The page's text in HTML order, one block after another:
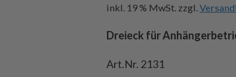
inkl. 19 % MwSt. zzgl.
Dreieck für
Art.Nr. 2131